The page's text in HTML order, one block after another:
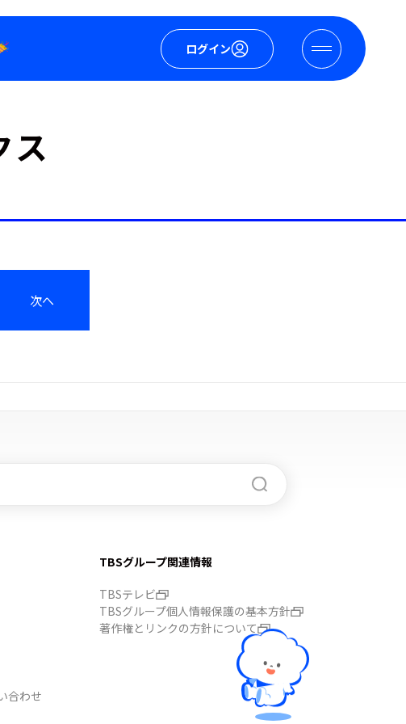
ログイン
次へ
合わせ
TBSグループ関連情報
TBSテレビ
TBSグループ個人情報保護の基本方針
著作権とリンクの方針について